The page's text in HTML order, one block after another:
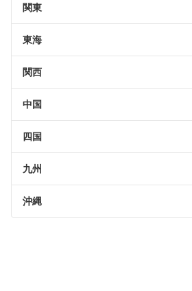
関東
東海
関西
中国
四国
九州
沖縄